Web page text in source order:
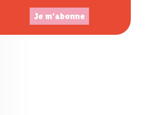
Je m'abonne